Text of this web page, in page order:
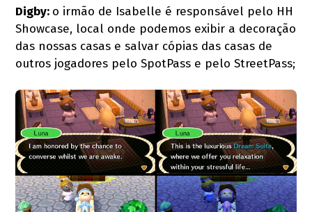
Digby: o irmão de Isabelle é responsável pelo HH
Showcase, local onde podemos exibir a decoração
das nossas casas e salvar cópias das casas de
outros jogadores pelo SpotPass e pelo StreetPass;